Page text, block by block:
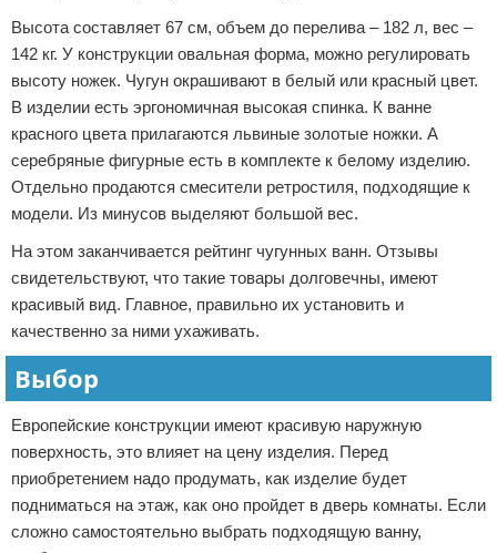
Высота составляет 67 см, объем до перелива – 182 л, вес –
142 кг. У конструкции овальная форма, можно регулировать
высоту ножек. Чугун окрашивают в белый или красный цвет.
В изделии есть эргономичная высокая спинка. К ванне
красного цвета прилагаются львиные золотые ножки. А
серебряные фигурные есть в комплекте к белому изделию.
Отдельно продаются смесители ретростиля, подходящие к
модели. Из минусов выделяют большой вес.
На этом заканчивается рейтинг чугунных ванн. Отзывы
свидетельствуют, что такие товары долговечны, имеют
красивый вид. Главное, правильно их установить и
качественно за ними ухаживать.
Выбор
Европейские конструкции имеют красивую наружную
поверхность, это влияет на цену изделия. Перед
приобретением надо продумать, как изделие будет
подниматься на этаж, как оно пройдет в дверь комнаты. Если
сложно самостоятельно выбрать подходящую ванну,